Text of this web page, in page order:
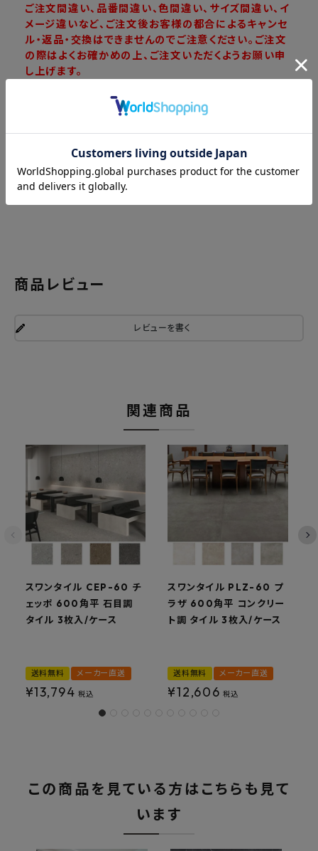
ご注文間違い、品番間違い、色間違い、サイズ間違い、イ
メージ違いなど、ご注文後お客様の都合によるキャンセ
ル・返品・交換はできませんのでご注意ください。ご注文
の際はよくお確かめの上、ご注文いただくようお願い申
し上げます。
ご利用ガイド をご確認ください。
商品レビュー
レビューを書く
関連商品
スワンタイル CEP-60 チ
ェッポ 600角平 石目調
タイル 3枚入/ケース
送料無料 メーカー直送
¥13,794 税込
スワンタイル PLZ-60 プ
ラザ 600角平 コンクリー
ト調 タイル 3枚入/ケース
送料無料 メーカー直送
¥12,606 税込
この商品を見ている方はこちらも見て
います